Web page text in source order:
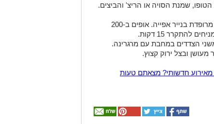
שמנת הסויה או הריצ' והביצים.
מערבבים היטב ומעבירים לתבנית מלבנית מרופדת בנייר אפייה. אופים ב-200
15 דקות.
הצדדים במחבת עם מרגרינה.
ובצל ירוק קצוץ.
חדשותי? מצאתם טעות